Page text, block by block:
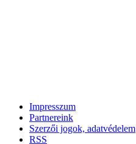
Impresszum
Partnereink
Szerzői jogok, adatvédelem
RSS